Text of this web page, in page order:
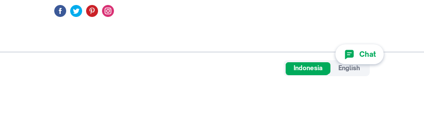
Chat
Indonesia English